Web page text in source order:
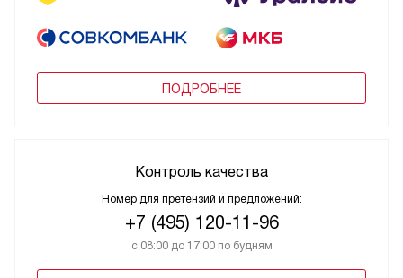
ПОДРОБНЕЕ
Контроль качества
Номер для претензий и предложений:
+7 (495) 120-11-96
с 08:00 до 17:00 по будням